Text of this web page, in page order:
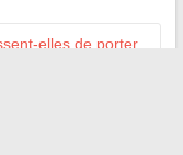
elles de porter